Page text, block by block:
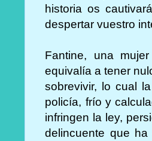
historia os
despertar vuestro
Fantine, una
equivalía a tener
sobrevivir, lo cual
policía, frío y
infringen la ley,
delincuente que